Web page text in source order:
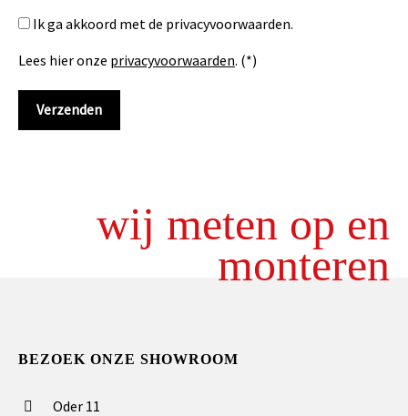
Ik ga akkoord met de privacyvoorwaarden.
Lees hier onze privacyvoorwaarden. (*)
wij meten op en
monteren
BEZOEK ONZE SHOWROOM
Oder 11